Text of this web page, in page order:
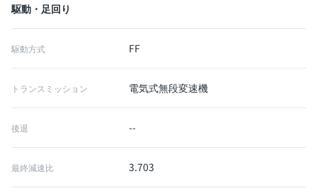
駆動・足回り
駆動方式 FF
トランスミッション 電気式無段変速機
後退 --
最終減速比 3.703